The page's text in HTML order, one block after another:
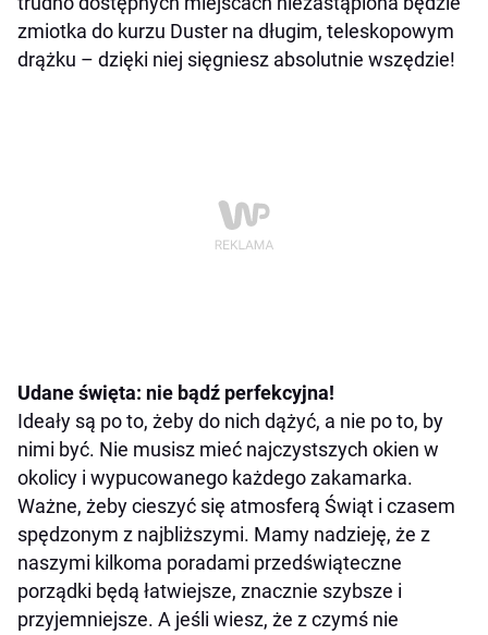
zmiotka do kurzu Duster na długim, teleskopowym
drążku – dzięki niej sięgniesz absolutnie wszędzie!
Udane święta: nie bądź perfekcyjna!
Ideały są po to, żeby do nich dążyć, a nie po to, by
nimi być. Nie musisz mieć najczystszych okien w
okolicy i wypucowanego każdego zakamarka.
Ważne, żeby cieszyć się atmosferą Świąt i czasem
spędzonym z najbliższymi. Mamy nadzieję, że z
naszymi kilkoma poradami przedświąteczne
porządki będą łatwiejsze, znacznie szybsze i
przyjemniejsze. A jeśli wiesz, że z czymś nie